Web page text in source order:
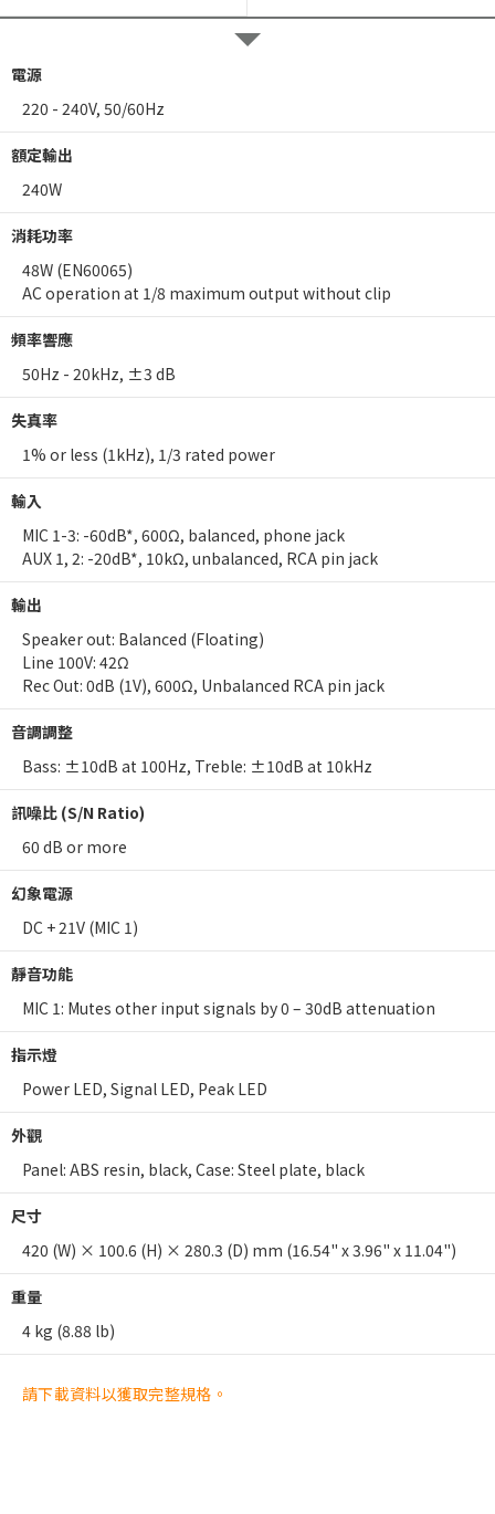
電源
220 - 240V, 50/60Hz
額定輸出
240W
消耗功率
48W (EN60065)
AC operation at 1/8 maximum output without clip
頻率響應
50Hz - 20kHz, ±3 dB
失真率
1% or less (1kHz), 1/3 rated power
輸入
MIC 1-3: -60dB*, 600Ω, balanced, phone jack
AUX 1, 2: -20dB*, 10kΩ, unbalanced, RCA pin jack
輸出
Speaker out: Balanced (Floating)
Line 100V: 42Ω
Rec Out: 0dB (1V), 600Ω, Unbalanced RCA pin jack
音調調整
Bass: ±10dB at 100Hz, Treble: ±10dB at 10kHz
訊噪比 (S/N Ratio)
60 dB or more
幻象電源
DC + 21V (MIC 1)
靜音功能
MIC 1: Mutes other input signals by 0 – 30dB attenuation
指示燈
Power LED, Signal LED, Peak LED
外觀
Panel: ABS resin, black, Case: Steel plate, black
尺寸
420 (W) × 100.6 (H) × 280.3 (D) mm (16.54" x 3.96" x 11.04")
重量
4 kg (8.88 lb)
請下載資料以獲取完整規格。